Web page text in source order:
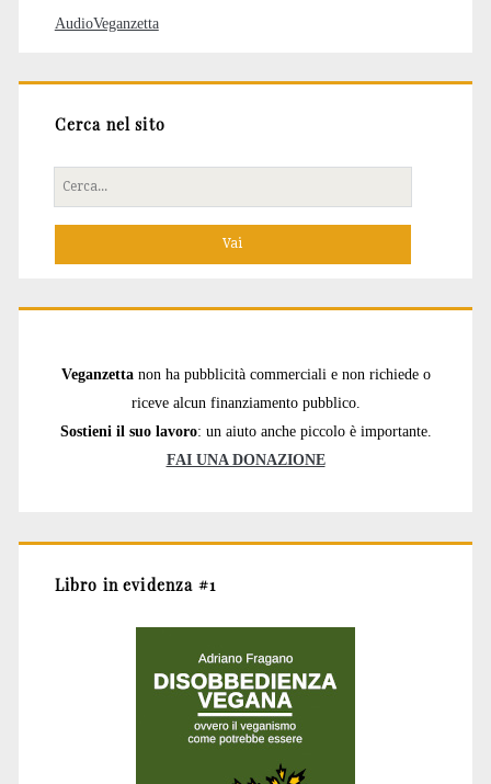
AudioVeganzetta
Cerca nel sito
Cerca
per:
Veganzetta non ha pubblicità commerciali e non richiede o
riceve alcun finanziamento pubblico.
Sostieni il suo lavoro: un aiuto anche piccolo è importante.
FAI UNA DONAZIONE
Libro in evidenza #1